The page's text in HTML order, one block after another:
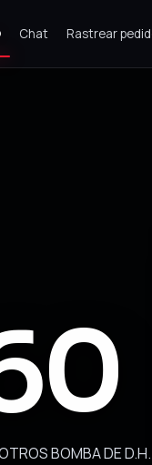
Chat Rastrear
BOMBA DE